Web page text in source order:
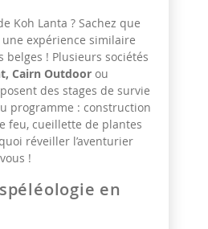
Koh Lanta ? Sachez que
expérience similaire
belges ! Plusieurs sociétés
Cairn Outdoor ou
des stages de survie
programme : construction
feu, cueillette de plantes
réveiller l’aventurier
!
en